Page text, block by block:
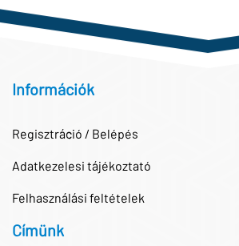
Információk
Regisztráció / Belépés
Adatkezelesi tájékoztató
Felhasználási feltételek
Címünk